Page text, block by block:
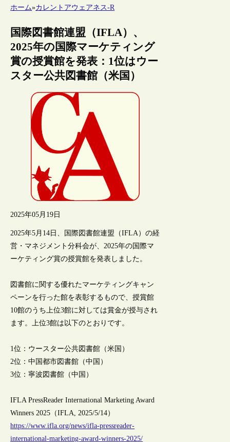
ホーム»カレントアウェアネス-R
国際図書館連盟（IFLA）、
2025年の国際マーケティング
賞の授賞館を発表：1位はウー
スター公共図書館（米国）
2025年05月19日
2025年5月14日、国際図書館連盟（IFLA）の経
営・マネジメント分科会が、2025年の国際マ
ーケティング賞の授賞館を発表しました。
図書館に関する優れたマーケティングキャン
ペーンを行った館を表彰するもので、授賞館
10館のうち上位3館に対しては賞金が授与され
ます。上位3館は以下のとおりです。
1位：ウースター公共図書館（米国）
2位：中国都市図書館（中国）
3位：寧波図書館（中国）
IFLA PressReader International Marketing Award
Winners 2025（IFLA, 2025/5/14）
https://www.ifla.org/news/ifla-pressreader-
international-marketing-award-winners-2025/